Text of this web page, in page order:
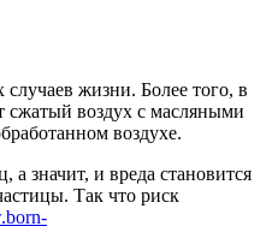
жизни. Более того, в
сжатый воздух с масляными
воздухе.
а значит, и вреда становится
Так что риск